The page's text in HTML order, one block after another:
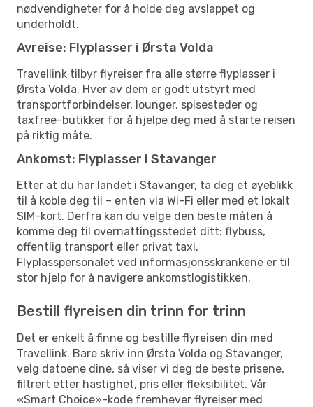
nødvendigheter for å holde deg avslappet og
underholdt.
Avreise: Flyplasser i Ørsta Volda
Travellink tilbyr flyreiser fra alle større flyplasser i
Ørsta Volda. Hver av dem er godt utstyrt med
transportforbindelser, lounger, spisesteder og
taxfree-butikker for å hjelpe deg med å starte reisen
på riktig måte.
Ankomst: Flyplasser i Stavanger
Etter at du har landet i Stavanger, ta deg et øyeblikk
til å koble deg til – enten via Wi-Fi eller med et lokalt
SIM-kort. Derfra kan du velge den beste måten å
komme deg til overnattingsstedet ditt: flybuss,
offentlig transport eller privat taxi.
Flyplasspersonalet ved informasjonsskrankene er til
stor hjelp for å navigere ankomstlogistikken.
Bestill flyreisen din trinn for trinn
Det er enkelt å finne og bestille flyreisen din med
Travellink. Bare skriv inn Ørsta Volda og Stavanger,
velg datoene dine, så viser vi deg de beste prisene,
filtrert etter hastighet, pris eller fleksibilitet. Vår
«Smart Choice»-kode fremhever flyreiser med